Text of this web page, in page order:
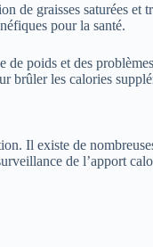
de graisses saturées
pour la santé.
poids et des
brûler les calories
Il existe de
de l’apport